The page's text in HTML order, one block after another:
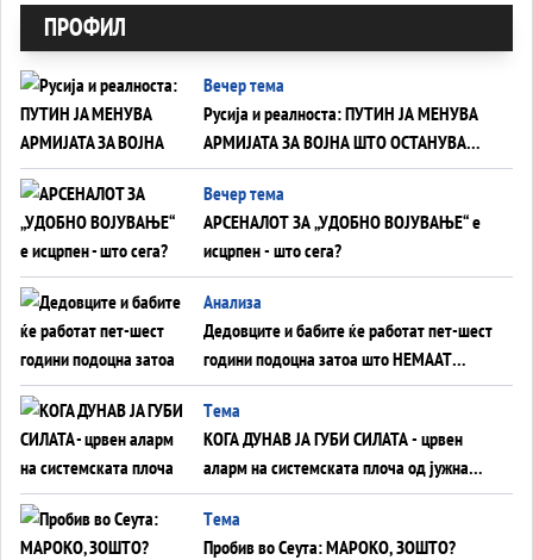
ПРОФИЛ
Вечер тема
Русија и реалноста: ПУТИН ЈА МЕНУВА
АРМИЈАТА ЗА ВОЈНА ШТО ОСТАНУВА
БЕЗ ФРОНТ
Вечер тема
АРСЕНАЛОТ ЗА „УДОБНО ВОЈУВАЊЕ“ е
исцрпен - што сега?
Анализа
Дедовците и бабите ќе работат пет-шест
години подоцна затоа што НЕМААТ
ВНУЦИ ДА ГИ ЗАМЕНАТ
Tема
КОГА ДУНАВ ЈА ГУБИ СИЛАТА - црвен
аларм на системската плоча од јужна
Германија до Црното Море...
Tема
Пробив во Сеута: МАРОКО, ЗОШТО?